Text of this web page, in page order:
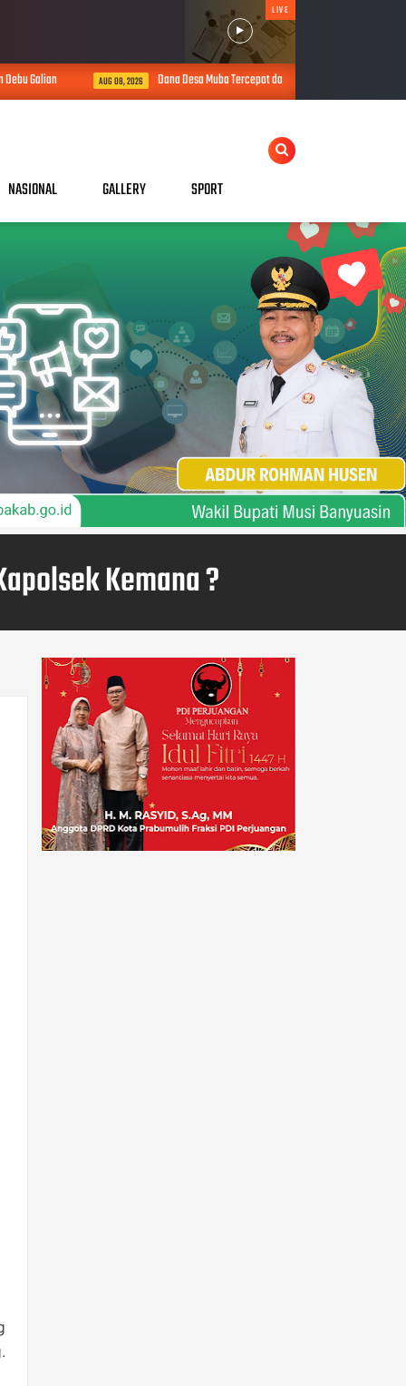
LIVE
AUG 08, 2026 Dana Desa Muba Tercepat dan Akurat, Bupati Toha Apresiasi Kinerja
NASIONAL GALLERY SPORT
Kemana ?